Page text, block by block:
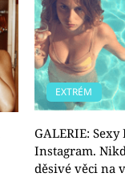
EXTRÉM
GALERIE:
Instagram.
děsivé věci na